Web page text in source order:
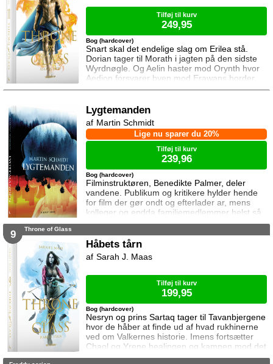
Snart skal det endelige slag om Erilea stå.
Dorian tager til Morath i jagten på den sidste
Wyrdnøgle. Og Aelin haster mod Orynth hvor
Aedion forsvarer byen mod Erawans horder.
Heldigvis er han ikke alene. Men kan deres
mod Erawans rædsler?
Bog (hardcover)
Tilføj til kurv
249,95
Lygtemanden
Filminstruktøren, Benedikte Palmer, deler
vandene. Publikum og kritikere hylder hende
for film der gør ondt og efterlader ar, mens
kolleger og endda familiemedlemmer helst så
hende forsvinde. Under en rejse til Los
miste livet. Da efterforskningen fortsætter
nyuddannede agent April Biggs for at assistere
Bog (hardcover)
Lige nu sparer du 20%
Martin Schmidt
Tilføj til kurv
239,96
9 Throne of Glass
Håbets tårn
Nesryn og prins Sartaq tager til Tavanbjergene
hvor de håber at finde ud af hvad rukhinerne
ved om Valkernes historie. Imens fortsætter
Chaol og Yrene healingen og kampen mod det
mystiske mørke som lurer inden i ham. Men
Bog (hardcover)
Sarah J. Maas
Tilføj til kurv
199,95